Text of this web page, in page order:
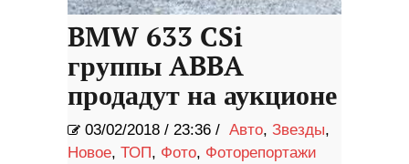
BMW 633 CSi
группы ABBA
продадут на аукционе
03/02/2018 / 23:36 / Авто, Звезды,
Новое, ТОП, Фото, Фоторепортажи